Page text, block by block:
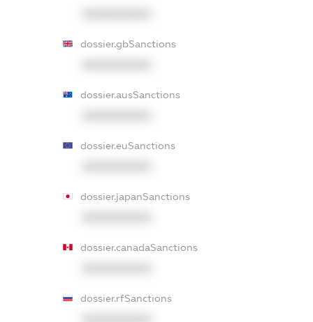
dossier.gbSanctions
dossier.ausSanctions
dossier.euSanctions
dossier.japanSanctions
dossier.canadaSanctions
dossier.rfSanctions